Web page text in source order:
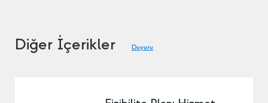
Diğer İçerikler Duyuru